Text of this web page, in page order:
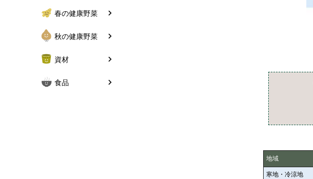
春の健康野菜
秋の健康野菜
資材
食品
地域
寒地・冷涼地